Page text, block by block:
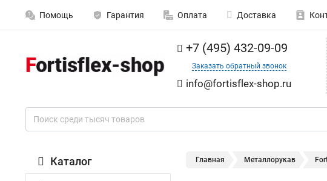
Помощь Гарантия Оплата Доставка
+7 (495) 432-09-09
Заказать обратный звонок
info@fortisflex-shop.ru
Каталог Главная Металлорукав